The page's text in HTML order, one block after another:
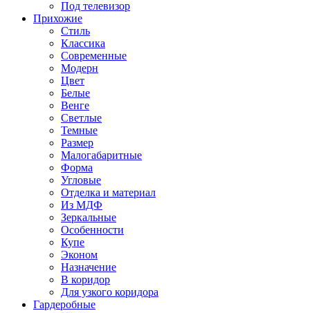
Под телевизор
Прихожие
Стиль
Классика
Современные
Модерн
Цвет
Белые
Венге
Светлые
Темные
Размер
Малогабаритные
Форма
Угловые
Отделка и материал
Из МДФ
Зеркальные
Особенности
Купе
Эконом
Назначение
В коридор
Для узкого коридора
Гардеробные